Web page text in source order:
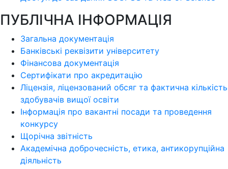
ПУБЛІЧНА ІНФОРМАЦІЯ
Загальна документація
Банківські реквізити університету
Фінансова документація
Сертифікати про акредитацію
Ліцензія, ліцензований обсяг та фактична кількість
здобувачів вищої освіти
Інформація про вакантні посади та проведення
конкурсу
Щорічна звітність
Академічна доброчесність, етика, антикорупційна
діяльність